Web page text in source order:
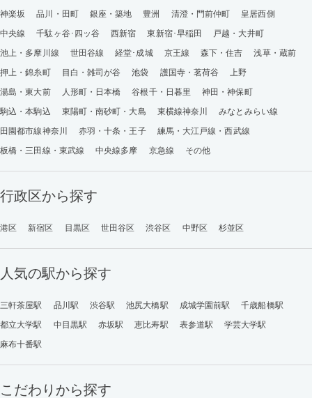
神楽坂
品川・田町 銀座・築地 豊洲 清澄・門前仲町
皇居西側
中央線
千駄ヶ谷･四ッ谷 西新宿 東新宿･早稲田
戸越・大井町
池上・多摩川線
世田谷線 経堂･成城 京王線 森下・住吉
浅草・蔵前
押上・錦糸町
目白・雑司が谷 池袋 護国寺・茗荷谷
上野
湯島・東大前
人形町・日本橋 谷根千・日暮里
神田・神保町
駒込・本駒込
東陽町・南砂町・大島 東横線神奈川
みなとみらい線
田園都市線神奈川
赤羽・十条・王子
練馬・大江戸線・西武線
板橋・三田線・東武線
中央線多摩 京急線 その他
行政区から探す
港区 新宿区 目黒区 世田谷区 渋谷区 中野区 杉並区
人気の駅から探す
三軒茶屋駅 品川駅 渋谷駅 池尻大橋駅 成城学園前駅
千歳船橋駅
都立大学駅
中目黒駅 赤坂駅 恵比寿駅 表参道駅
学芸大学駅
麻布十番駅
こだわりから探す